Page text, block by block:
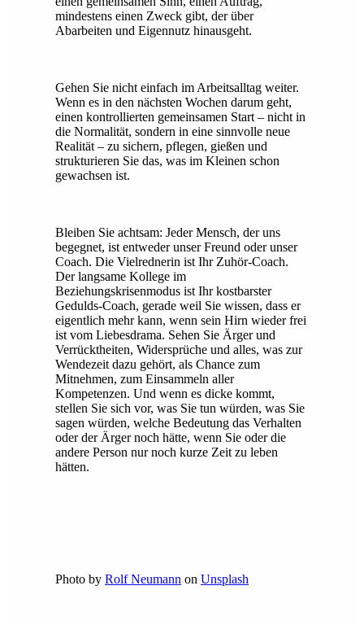
mindestens einen Zweck gibt, der über
Abarbeiten und Eigennutz hinausgeht.
Gehen Sie nicht einfach im Arbeitsalltag weiter.
Wenn es in den nächsten Wochen darum geht,
einen kontrollierten gemeinsamen Start – nicht in
die Normalität, sondern in eine sinnvolle neue
Realität – zu sichern, pflegen, gießen und
strukturieren Sie das, was im Kleinen schon
gewachsen ist.
Bleiben Sie achtsam: Jeder Mensch, der uns
begegnet, ist entweder unser Freund oder unser
Coach. Die Vielrednerin ist Ihr Zuhör-Coach.
Der langsame Kollege im
Beziehungskrisenmodus ist Ihr kostbarster
Gedulds-Coach, gerade weil Sie wissen, dass er
eigentlich mehr kann, wenn sein Hirn wieder frei
ist vom Liebesdrama. Sehen Sie Ärger und
Verrücktheiten, Widersprüche und alles, was zur
Wendezeit dazu gehört, als Chance zum
Mitnehmen, zum Einsammeln aller
Kompetenzen. Und wenn es dicke kommt,
stellen Sie sich vor, was Sie tun würden, was Sie
sagen würden, welche Bedeutung das Verhalten
oder der Ärger noch hätte, wenn Sie oder die
andere Person nur noch kurze Zeit zu leben
hätten.
Photo by Rolf Neumann on Unsplash